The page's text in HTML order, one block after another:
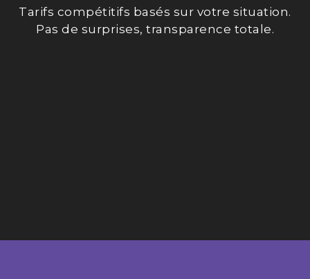
Tarifs compétitifs basés sur votre situation.
Pas de surprises, transparence totale.